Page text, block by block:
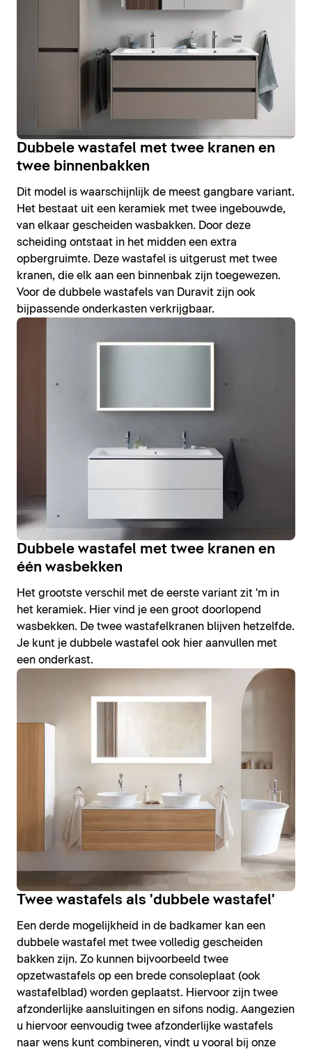
Dubbele wastafel met twee kranen en
twee binnenbakken
Dit model is waarschijnlijk de meest gangbare variant.
Het bestaat uit een keramiek met twee ingebouwde,
van elkaar gescheiden wasbakken. Door deze
scheiding ontstaat in het midden een extra
opbergruimte. Deze wastafel is uitgerust met twee
kranen, die elk aan een binnenbak zijn toegewezen.
Voor de dubbele wastafels van Duravit zijn ook
bijpassende onderkasten verkrijgbaar.
Dubbele wastafel met twee kranen en
één wasbekken
Het grootste verschil met de eerste variant zit 'm in
het keramiek. Hier vind je een groot doorlopend
wasbekken. De twee wastafelkranen blijven hetzelfde.
Je kunt je dubbele wastafel ook hier aanvullen met
een onderkast.
Twee wastafels als 'dubbele wastafel'
Een derde mogelijkheid in de badkamer kan een
dubbele wastafel met twee volledig gescheiden
bakken zijn. Zo kunnen bijvoorbeeld twee
opzetwastafels op een brede consoleplaat (ook
wastafelblad) worden geplaatst. Hiervoor zijn twee
afzonderlijke aansluitingen en sifons nodig. Aangezien
u hiervoor eenvoudig twee afzonderlijke wastafels
naar wens kunt combineren, vindt u vooral bij onze